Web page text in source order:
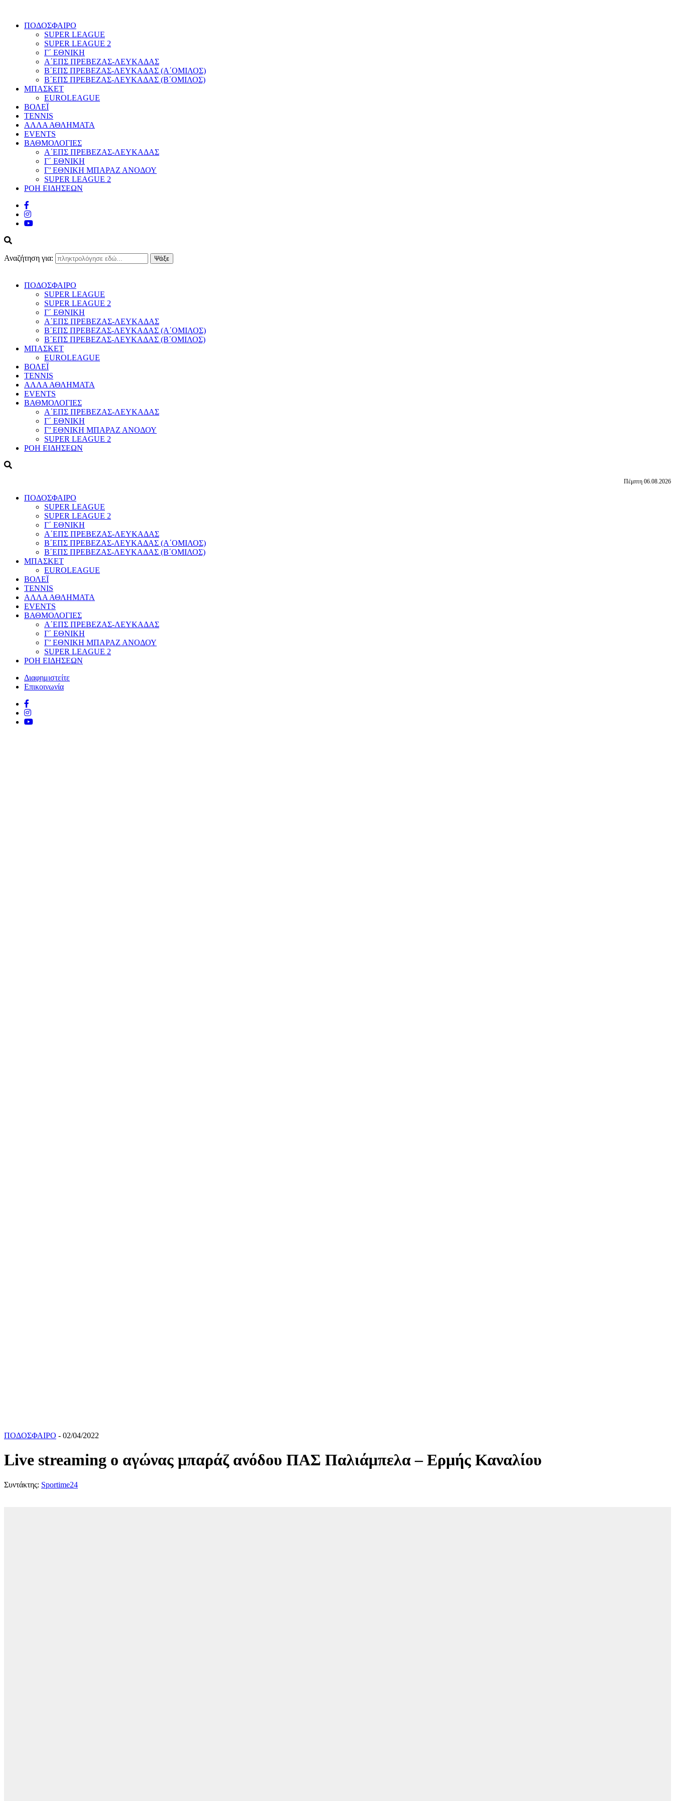
ΠΟΔΟΣΦΑΙΡΟ
SUPER LEAGUE
SUPER LEAGUE 2
Γ΄ ΕΘΝΙΚΗ
Α΄ΕΠΣ ΠΡΕΒΕΖΑΣ-ΛΕΥΚΑΔΑΣ
Β΄ΕΠΣ ΠΡΕΒΕΖΑΣ-ΛΕΥΚΑΔΑΣ (Α΄ΟΜΙΛΟΣ)
Β΄ΕΠΣ ΠΡΕΒΕΖΑΣ-ΛΕΥΚΑΔΑΣ (Β΄ΟΜΙΛΟΣ)
ΜΠΑΣΚΕΤ
EUROLEAGUE
ΒΟΛΕΪ
TENNIS
ΑΛΛΑ ΑΘΛΗΜΑΤΑ
EVENTS
ΒΑΘΜΟΛΟΓΙΕΣ
Α΄ΕΠΣ ΠΡΕΒΕΖΑΣ-ΛΕΥΚΑΔΑΣ
Γ΄ ΕΘΝΙΚΗ
Γ’ ΕΘΝΙΚΗ ΜΠΑΡΑΖ ΑΝΟΔΟΥ
SUPER LEAGUE 2
ΡΟΗ ΕΙΔΗΣΕΩΝ
Αναζήτηση για:
ΠΟΔΟΣΦΑΙΡΟ
SUPER LEAGUE
SUPER LEAGUE 2
Γ΄ ΕΘΝΙΚΗ
Α΄ΕΠΣ ΠΡΕΒΕΖΑΣ-ΛΕΥΚΑΔΑΣ
Β΄ΕΠΣ ΠΡΕΒΕΖΑΣ-ΛΕΥΚΑΔΑΣ (Α΄ΟΜΙΛΟΣ)
Β΄ΕΠΣ ΠΡΕΒΕΖΑΣ-ΛΕΥΚΑΔΑΣ (Β΄ΟΜΙΛΟΣ)
ΜΠΑΣΚΕΤ
EUROLEAGUE
ΒΟΛΕΪ
TENNIS
ΑΛΛΑ ΑΘΛΗΜΑΤΑ
EVENTS
ΒΑΘΜΟΛΟΓΙΕΣ
Α΄ΕΠΣ ΠΡΕΒΕΖΑΣ-ΛΕΥΚΑΔΑΣ
Γ΄ ΕΘΝΙΚΗ
Γ’ ΕΘΝΙΚΗ ΜΠΑΡΑΖ ΑΝΟΔΟΥ
SUPER LEAGUE 2
ΡΟΗ ΕΙΔΗΣΕΩΝ
Πέμπτη 06.08.2026
ΠΟΔΟΣΦΑΙΡΟ
SUPER LEAGUE
SUPER LEAGUE 2
Γ΄ ΕΘΝΙΚΗ
Α΄ΕΠΣ ΠΡΕΒΕΖΑΣ-ΛΕΥΚΑΔΑΣ
Β΄ΕΠΣ ΠΡΕΒΕΖΑΣ-ΛΕΥΚΑΔΑΣ (Α΄ΟΜΙΛΟΣ)
Β΄ΕΠΣ ΠΡΕΒΕΖΑΣ-ΛΕΥΚΑΔΑΣ (Β΄ΟΜΙΛΟΣ)
ΜΠΑΣΚΕΤ
EUROLEAGUE
ΒΟΛΕΪ
TENNIS
ΑΛΛΑ ΑΘΛΗΜΑΤΑ
EVENTS
ΒΑΘΜΟΛΟΓΙΕΣ
Α΄ΕΠΣ ΠΡΕΒΕΖΑΣ-ΛΕΥΚΑΔΑΣ
Γ΄ ΕΘΝΙΚΗ
Γ’ ΕΘΝΙΚΗ ΜΠΑΡΑΖ ΑΝΟΔΟΥ
SUPER LEAGUE 2
ΡΟΗ ΕΙΔΗΣΕΩΝ
Διαφημιστείτε
Επικοινωνία
ΠΟΔΟΣΦΑΙΡΟ - 02/04/2022
Live streaming ο αγώνας μπαράζ ανόδου ΠΑΣ Παλιάμπελα – Ερμής Καναλίου
Συντάκτης: Sportime24